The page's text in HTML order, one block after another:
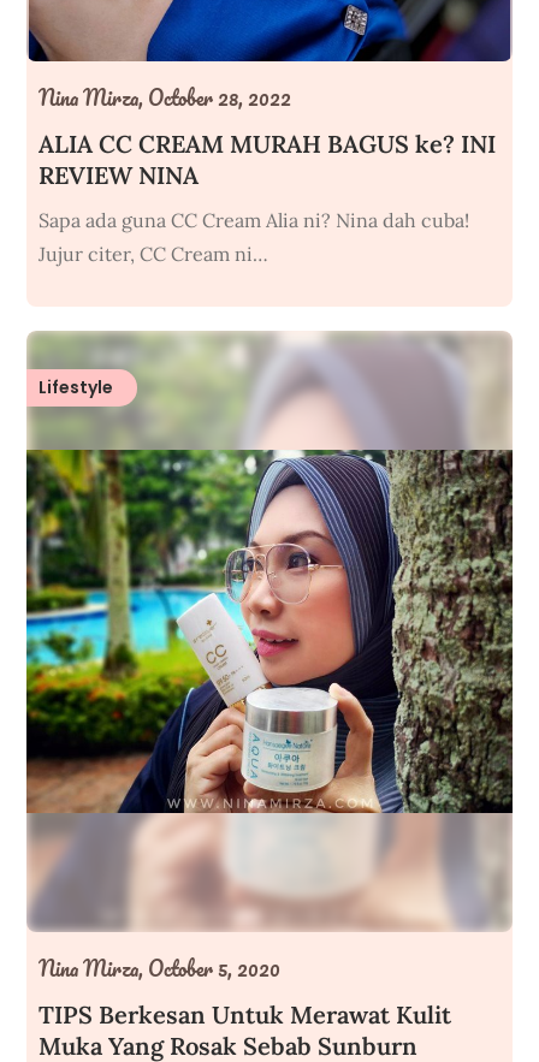
ALIA CC CREAM MURAH BAGUS ke? INI
REVIEW NINA
Nina Mirza, October 28, 2022
Sapa ada guna CC Cream Alia ni? Nina dah cuba!
Jujur citer, CC Cream ni…
Lifestyle
TIPS Berkesan Untuk Merawat Kulit
Muka Yang Rosak Sebab Sunburn
Nina Mirza, October 5, 2020